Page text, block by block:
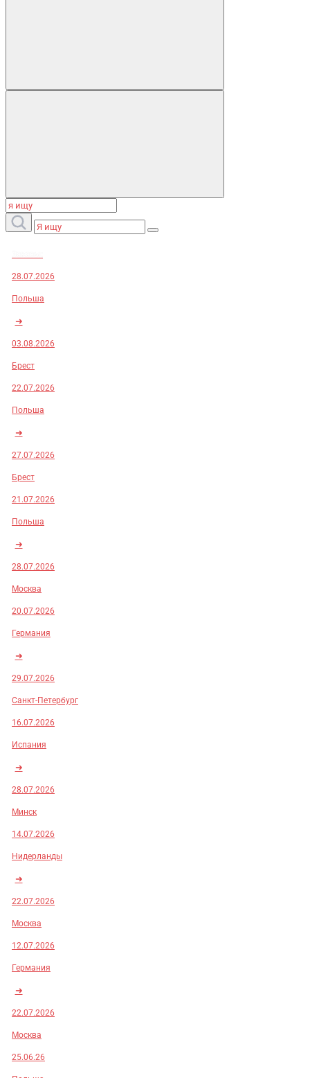
28.07.2026
Польша
➜
03.08.2026
Брест
22.07.2026
Польша
➜
27.07.2026
Брест
21.07.2026
Польша
➜
28.07.2026
Москва
20.07.2026
Германия
➜
29.07.2026
Санкт-Петербург
16.07.2026
Испания
➜
28.07.2026
Минск
14.07.2026
Нидерланды
➜
22.07.2026
Москва
12.07.2026
Германия
➜
22.07.2026
Москва
25.06.26